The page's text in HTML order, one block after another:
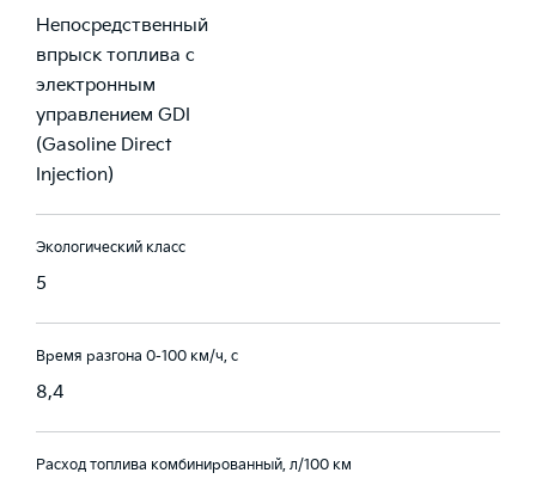
Непосредственный
впрыск топлива с
электронным
управлением GDI
(Gasoline Direct
Injection)
Экологический класс
5
Время разгона 0-100 км/ч, с
8,4
Расход топлива комбинированный, л/100 км